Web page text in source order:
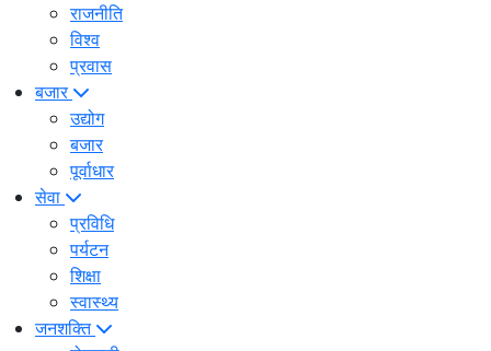
राजनीति
विश्व
प्रवास
बजार
उद्योग
बजार
पूर्वाधार
सेवा
प्रविधि
पर्यटन
शिक्षा
स्वास्थ्य
जनशक्ति